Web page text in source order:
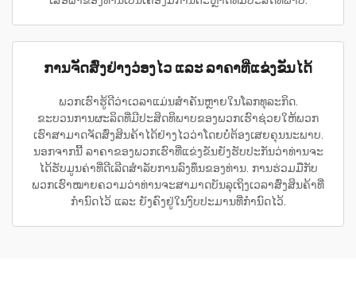
ການຈັດສົ່ງຢ່າງວ່ອງໄວ ແລະ ລາຄາທີ່ແຂ່ງຂັນໄດ້
ພວກເຮົາຮູ້ດີວ່າເວລາແມ່ນສຳຄັນຫຼາຍໃນໂລກທຸລະກິດ.
ຂະບວນການຜະລິດທີ່ມີປະສິດທິພາບຂອງພວກເຮົາຊ່ວຍໃຫ້ພວກ
ເຮົາສາມາດຈັດສົ່ງສິນຄ້າໄດ້ຢ່າງໄວວ່າໂດຍບໍ່ຕ້ອງເສຍຄຸນນະພາບ.
ນອກຈາກນີ້ ລາຄາຂອງພວກເຮົາທີ່ແຂ່ງຂັນຍັງຮັບປະກັນວ່າທ່ານຈະ
ໄດ້ຮັບມູນຄ່າທີ່ດີເລີດສຳລັບການລົງທຶນຂອງທ່ານ. ການຮ່ວມມືກັບ
ພວກເຮົາໝາຍຄວາມວ່າທ່ານຈະສາມາດບັນລຸເຖິງເວລາສົ່ງສິນຄ້າທີ່
ກຳນົດໄວ້ ແລະ ຍັງຄົງຢູ່ໃນງົບປະມານທີ່ກຳນົດໄວ້.